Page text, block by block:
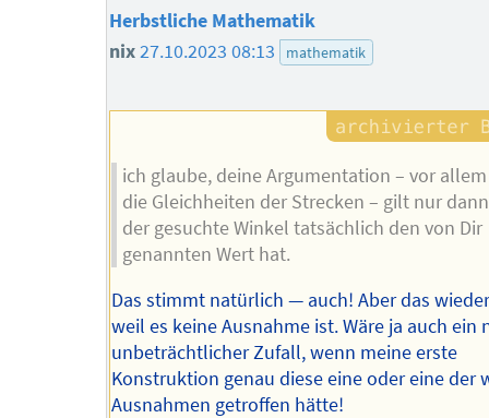
Herbstliche Mathematik
nix27.10.2023 08:13 mathematik
ich glaube, deine Argumentation – vor
die Gleichheiten der Strecken – gilt nur
der gesuchte Winkel tatsächlich den von Dir
genannten Wert hat.
Das stimmt natürlich — auch! Aber das
weil es keine Ausnahme ist. Wäre ja auch ein
unbeträchtlicher Zufall, wenn meine erste
Konstruktion genau diese eine oder eine der
Ausnahmen getroffen hätte!